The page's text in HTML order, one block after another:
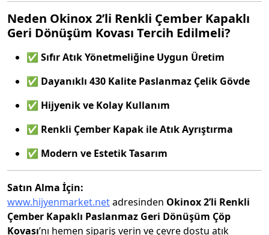
Neden Okinox 2’li Renkli Çember Kapaklı
Geri Dönüşüm Kovası Tercih Edilmeli?
✅ Sıfır Atık Yönetmeliğine Uygun Üretim
✅ Dayanıklı 430 Kalite Paslanmaz Çelik Gövde
✅ Hijyenik ve Kolay Kullanım
✅ Renkli Çember Kapak ile Atık Ayrıştırma
✅ Modern ve Estetik Tasarım
Satın Alma İçin:
www.hijyenmarket.netadresinden Okinox 2’li Renkli
Çember Kapaklı Paslanmaz Geri Dönüşüm Çöp
Kovası’nı hemen sipariş verin ve çevre dostu atık